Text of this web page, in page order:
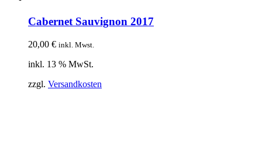
Cabernet Sauvignon 2017
20,00 € inkl. Mwst.
inkl. 13 % MwSt.
zzgl. Versandkosten